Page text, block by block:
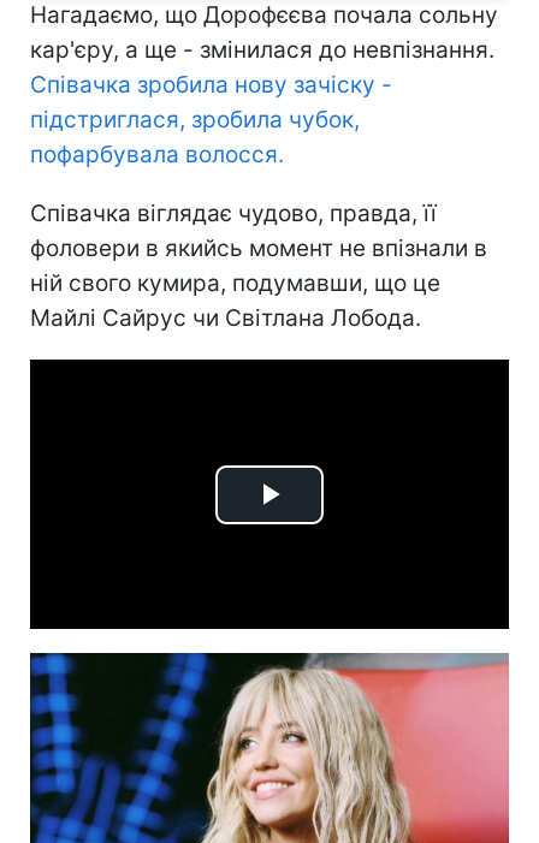
Нагадаємо, що Дорофєєва почала сольну
кар'єру, а ще - змінилася до невпізнання.
Співачка зробила нову зачіску -
підстриглася, зробила чубок,
пофарбувала волосся.
Співачка віглядає чудово, правда, її
фоловери в якийсь момент не впізнали в
ній свого кумира, подумавши, що це
Майлі Сайрус чи Світлана Лобода.
Play